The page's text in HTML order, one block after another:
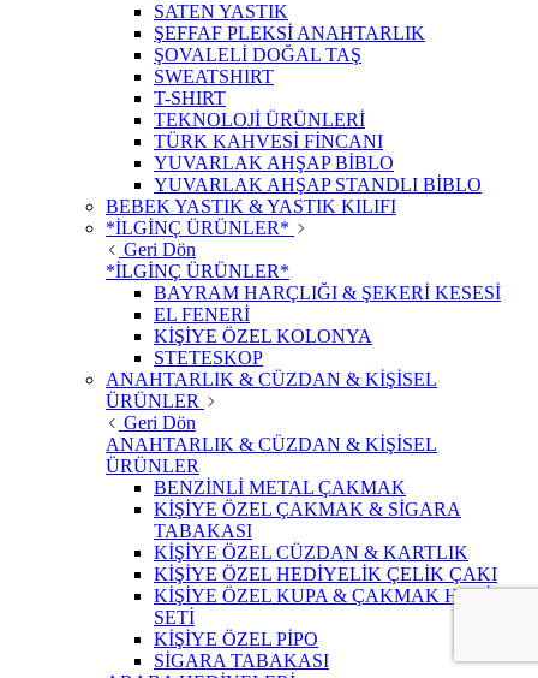
SATEN YASTIK
ŞEFFAF PLEKSİ ANAHTARLIK
ŞOVALELİ DOĞAL TAŞ
SWEATSHIRT
T-SHIRT
TEKNOLOJİ ÜRÜNLERİ
TÜRK KAHVESİ FİNCANI
YUVARLAK AHŞAP BİBLO
YUVARLAK AHŞAP STANDLI BİBLO
BEBEK YASTIK & YASTIK KILIFI
*İLGİNÇ ÜRÜNLER*
Geri Dön
*İLGİNÇ ÜRÜNLER*
BAYRAM HARÇLIĞI & ŞEKERİ KESESİ
EL FENERİ
KİŞİYE ÖZEL KOLONYA
STETESKOP
ANAHTARLIK & CÜZDAN & KİŞİSEL
ÜRÜNLER
Geri Dön
ANAHTARLIK & CÜZDAN & KİŞİSEL
ÜRÜNLER
BENZİNLİ METAL ÇAKMAK
KİŞİYE ÖZEL ÇAKMAK & SİGARA
TABAKASI
KİŞİYE ÖZEL CÜZDAN & KARTLIK
KİŞİYE ÖZEL HEDİYELİK ÇELİK ÇAKI
KİŞİYE ÖZEL KUPA & ÇAKMAK HEDİYE
SETİ
KİŞİYE ÖZEL PİPO
SİGARA TABAKASI